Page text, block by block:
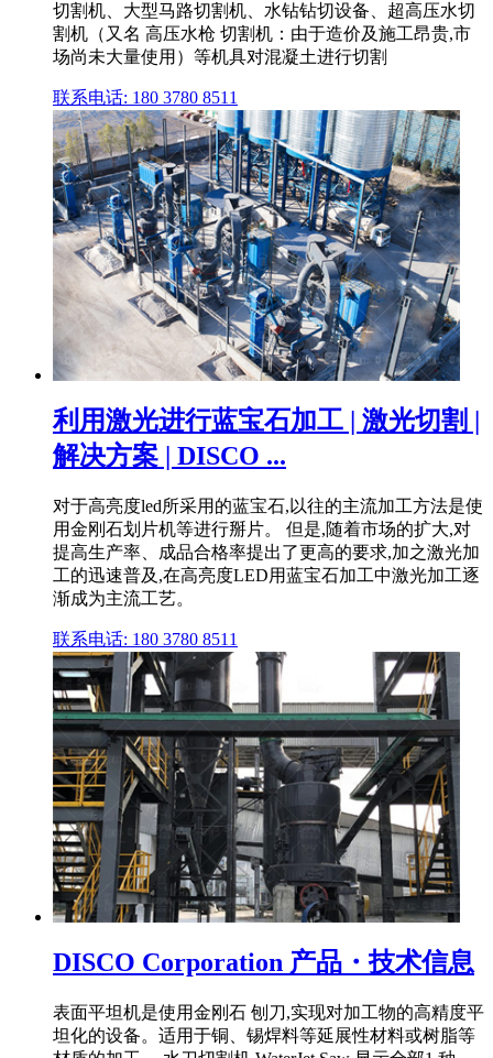
切割机、大型马路切割机、水钻钻切设备、超高压水切
割机（又名 高压水枪 切割机：由于造价及施工昂贵,市
场尚未大量使用）等机具对混凝土进行切割
联系电话: 180 3780 8511
利用激光进行蓝宝石加工 | 激光切割 |
解决方案 | DISCO ...
对于高亮度led所采用的蓝宝石,以往的主流加工方法是使
用金刚石划片机等进行掰片。 但是,随着市场的扩大,对
提高生产率、成品合格率提出了更高的要求,加之激光加
工的迅速普及,在高亮度LED用蓝宝石加工中激光加工逐
渐成为主流工艺。
联系电话: 180 3780 8511
DISCO Corporation 产品・技术信息
表面平坦机是使用金刚石 刨刀,实现对加工物的高精度平
坦化的设备。适用于铜、锡焊料等延展性材料或树脂等